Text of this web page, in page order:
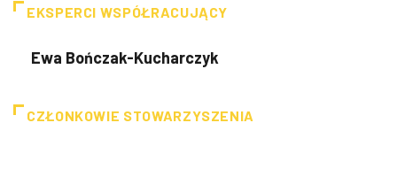
EKSPERCI WSPÓŁRACUJĄCY
Ewa Bończak-Kucharczyk
CZŁONKOWIE STOWARZYSZENIA